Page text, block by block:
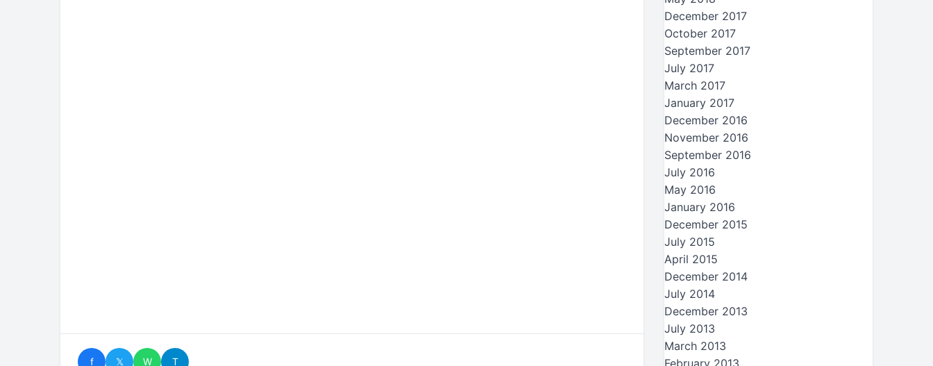
f 𝕏 W T
December 2017
October 2017
September 2017
July 2017
March 2017
January 2017
December 2016
November 2016
September 2016
July 2016
May 2016
January 2016
December 2015
July 2015
April 2015
December 2014
July 2014
December 2013
July 2013
March 2013
February 2013